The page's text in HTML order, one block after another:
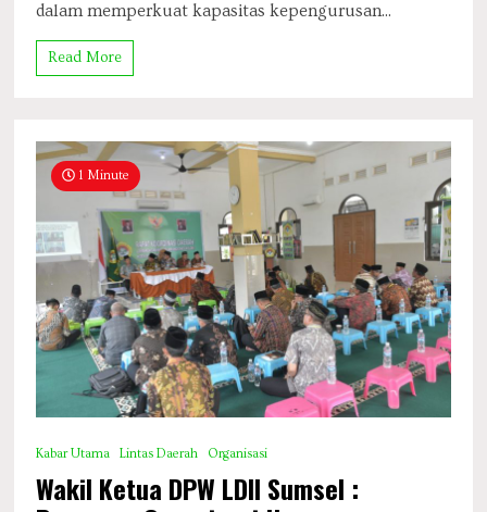
dalam memperkuat kapasitas kepengurusan...
Read More
1 Minute
Kabar Utama Lintas Daerah Organisasi
Wakil Ketua DPW LDII Sumsel :